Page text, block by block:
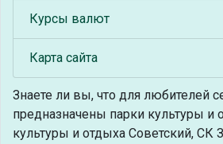
Курсы валют
Карта сайта
Знаете ли вы, что для любителей
предназначены парки культуры и
культуры и отдыха Советский, СК